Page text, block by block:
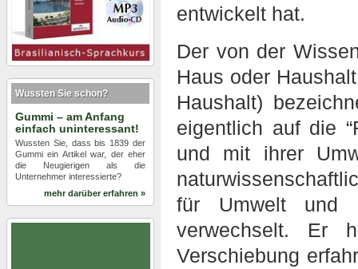
entwickelt hat.
Der von der
Haus oder
Haushalt)
eigentlich auf die
und mit ihrer
für Umwelt und
verwechselt. Er
Verschiebung
Wussten Sie schon?
Gummi – am Anfang
einfach uninteressant!
Wussten Sie, dass bis 1839 der
Gummi ein Artikel war, der eher
die Neugierigen als die
Unternehmer interessierte?
mehr darüber erfahren »